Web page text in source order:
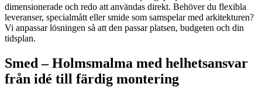
dimensionerade och redo att användas direkt. Behöver du flexibla
leveranser, specialmått eller smide som samspelar med arkitekturen?
Vi anpassar lösningen så att den passar platsen, budgeten och din
tidsplan.
Smed – Holmsmalma med helhetsansvar
från idé till färdig montering